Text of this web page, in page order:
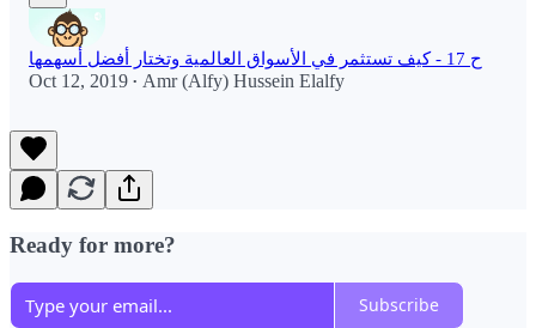
ح 17 - كيف تستثمر في الأسواق العالمية وتختار أفضل أسهمها
Oct 12, 2019 • Amr (Alfy) Hussein Elalfy
Ready for more?
Subscribe